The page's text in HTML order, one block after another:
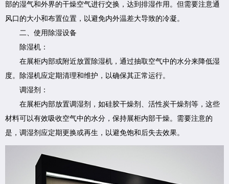
部的湿气和外界的干燥空气进行交换，达到排湿作用。但需要注意通
风口的大小和布置位置，以避免内外温差大导致的冷凝。
二、使用除湿设备
除湿机：
在展柜内部或附近放置除湿机，通过抽取空气中的水分来降低湿
度。除湿机应定期清理和维护，以确保其正常运行。
调湿剂：
在展柜内部放置调湿剂，如硅胶干燥剂、活性炭干燥剂等，这些
材料可以有效吸收空气中的水分，保持展柜内部干燥。需要注意的
是，调湿剂应定期更换或再生，以避免饱和后失去效果。